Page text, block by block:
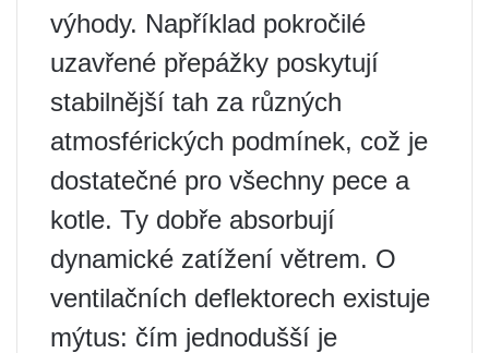
výhody. Například pokročilé
uzavřené přepážky poskytují
stabilnější tah za různých
atmosférických podmínek, což je
dostatečné pro všechny pece a
kotle. Ty dobře absorbují
dynamické zatížení větrem. O
ventilačních deflektorech existuje
mýtus: čím jednodušší je